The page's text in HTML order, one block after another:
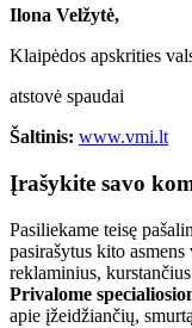
Ilona Velžytė,
Klaipėdos apskrities
atstovė spaudai
Šaltinis: www.vmi.lt
Įrašykite savo
Pasiliekame teisę
pasirašytus kito
reklaminius,
Privalome
apie įžeidžiančių,